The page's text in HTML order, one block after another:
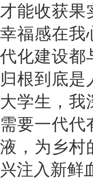
才能收获果
幸福感在我
代化建设都
归根到底是
大学生，我
需要一代代
液，为乡村
兴注入新鲜